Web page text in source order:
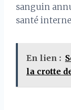
sanguin
santé
En lien :
la crotte